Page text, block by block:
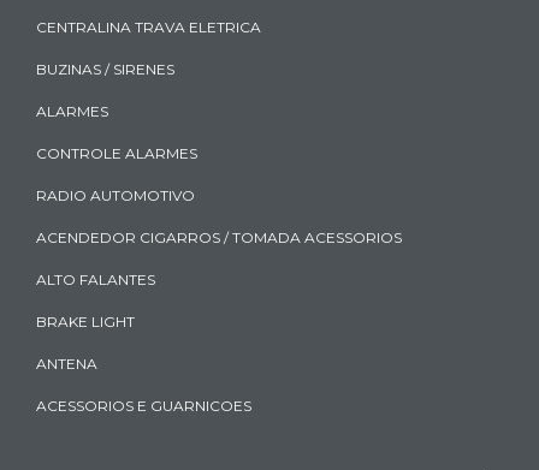
CENTRALINA TRAVA ELETRICA
BUZINAS / SIRENES
ALARMES
CONTROLE ALARMES
RADIO AUTOMOTIVO
ACENDEDOR CIGARROS / TOMADA ACESSORIOS
ALTO FALANTES
BRAKE LIGHT
ANTENA
ACESSORIOS E GUARNICOES